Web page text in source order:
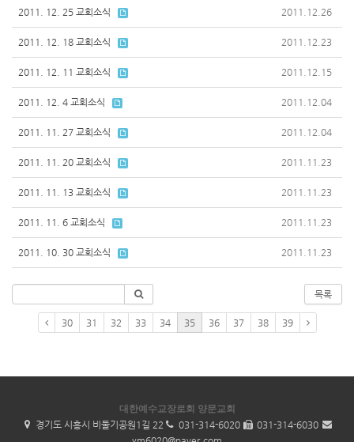
2011. 12. 25 교회소식 2011.12.26
2011. 12. 18 교회소식 2011.12.23
2011. 12. 11 교회소식 2011.12.15
2011. 12. 4 교회소식 2011.12.04
2011. 11. 27 교회소식 2011.12.04
2011. 11. 20 교회소식 2011.11.23
2011. 11. 13 교회소식 2011.11.23
2011. 11. 6 교회소식 2011.11.23
2011. 10. 30 교회소식 2011.11.23
목록
30 31 32 33 34 35 36 37 38 39
대한예수교장로회 양문교회
경기도 시흥시 비둘기공원1길 22 031-314-6020
031-314-6030